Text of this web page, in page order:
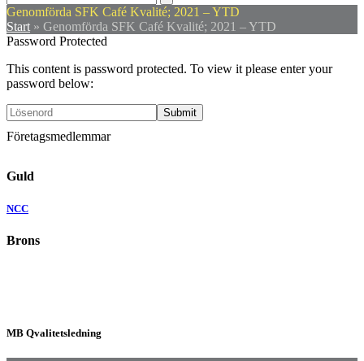
mobile
menu
mobile
menu
Genomförda SFK Café Kvalité; 2021 – YTD
Start » Genomförda SFK Café Kvalité; 2021 – YTD
Password Protected
This content is password protected. To view it please enter your
password below:
Företagsmedlemmar
Guld
NCC
Brons
MB Qvalitetsledning